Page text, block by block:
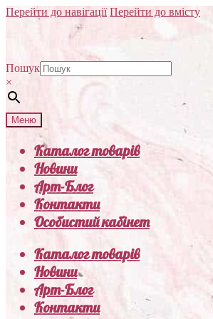
Перейти до навігації Перейти до вмісту
Пошук
×
Меню
Каталог товарів
Новини
Арт-Блог
Контакти
Особистий кабінет
Каталог товарів
Новини
Арт-Блог
Контакти